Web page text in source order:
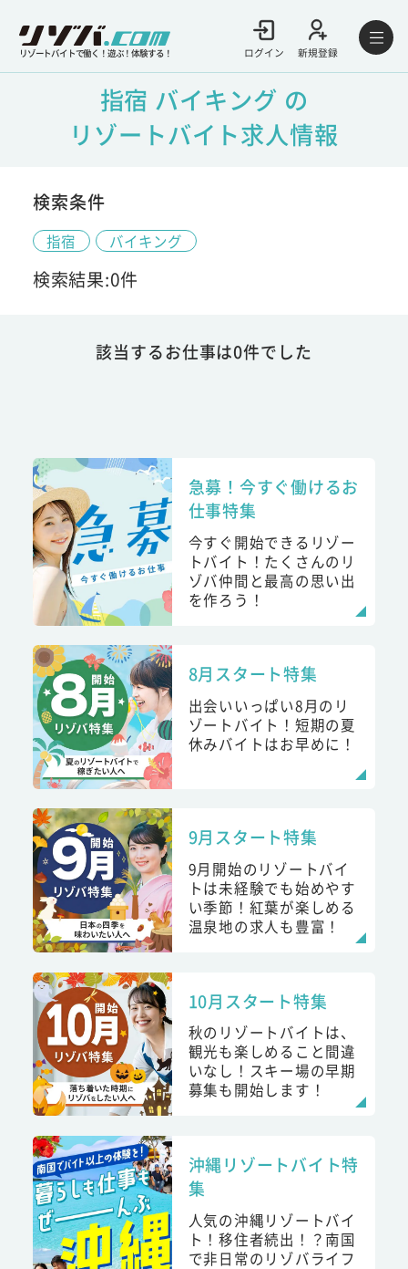
リゾートバイトで働く！遊ぶ！体験する！ ログイン 新規登録
指宿 バイキング の
リゾートバイト求人情報
検索条件
指宿 バイキング
検索結果:0件
該当するお仕事は0件でした
急募！今すぐ働けるお
仕事特集
今すぐ開始できるリゾー
トバイト！たくさんのリ
ゾバ仲間と最高の思い出
を作ろう！
8月スタート特集
出会いいっぱい8月のリ
ゾートバイト！短期の夏
休みバイトはお早めに！
9月スタート特集
9月開始のリゾートバイ
トは未経験でも始めやす
い季節！紅葉が楽しめる
温泉地の求人も豊富！
10月スタート特集
秋のリゾートバイトは、
観光も楽しめること間違
いなし！スキー場の早期
募集も開始します！
沖縄リゾートバイト特
集
人気の沖縄リゾートバイ
ト！移住者続出！？南国
で非日常のリゾバライフ